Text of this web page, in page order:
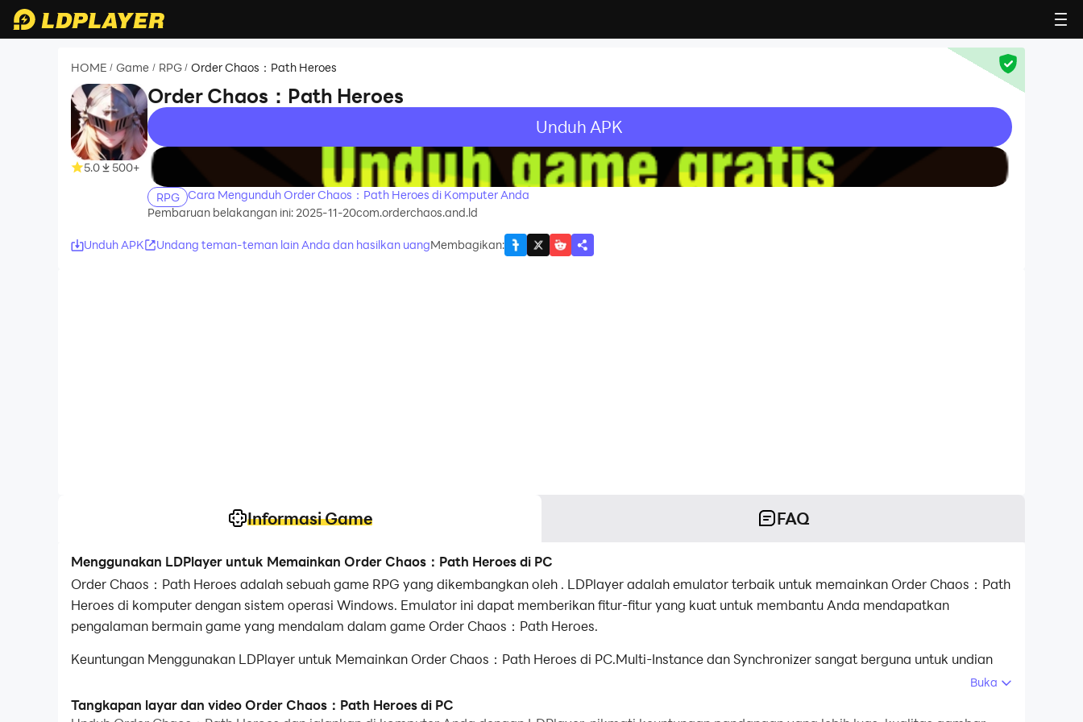
HOME / Game / RPG / Order Chaos：Path Heroes
5.0 500+
Order Chaos：Path Heroes
recommend
Unduh APK
recommend
RPG
Cara Mengunduh Order Chaos：Path Heroes di Komputer Anda
Pembaruan belakangan ini: 2025-11-20com.orderchaos.and.ld
Unduh APK Undang teman-teman lain Anda dan hasilkan uangMembagikan:
Informasi Game FAQ
Menggunakan LDPlayer untuk Memainkan Order Chaos：Path Heroes di PC
Order Chaos：Path Heroes adalah sebuah game RPG yang dikembangkan oleh . LDPlayer adalah emulator terbaik untuk memainkan Order Chaos：Path
Heroes di komputer dengan sistem operasi Windows. Emulator ini dapat memberikan fitur-fitur yang kuat untuk membantu Anda mendapatkan
pengalaman bermain game yang mendalam dalam game Order Chaos：Path Heroes.
Keuntungan Menggunakan LDPlayer untuk Memainkan Order Chaos：Path Heroes di PC.Multi-Instance dan Synchronizer sangat berguna untuk undian
pertama.Anda dapat menggunakannya untuk menyalin beberapa emulator dan memulai proses sinkronisasi.Ikat akun Anda sampai Anda mendapatkan
hero yang Anda suka.
Buka
Tangkapan layar dan video Order Chaos：Path Heroes di PC